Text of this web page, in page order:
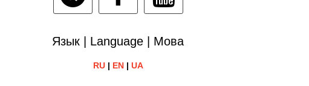
Язык | Language | Мова
RU| EN| UA